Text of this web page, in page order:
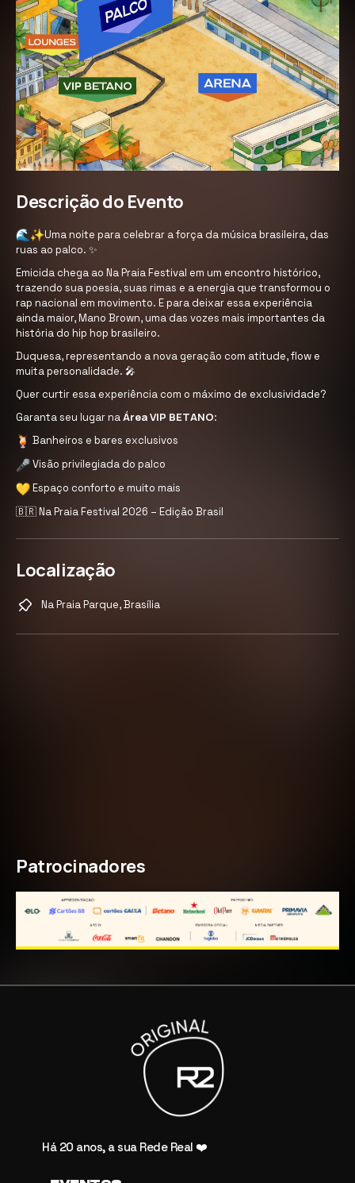
Descrição do Evento
Uma noite para celebrar a força da música brasileira, das
ruas ao palco. ✨
Emicida chega ao Na Praia Festival em um encontro histórico,
trazendo sua poesia, suas rimas e a energia que transformou o
rap nacional em movimento. E para deixar essa experiência
ainda maior, Mano Brown, uma das vozes mais importantes da
história do hip hop brasileiro.
Duquesa, representando a nova geração com atitude, flow e
muita personalidade. 🎤
Quer curtir essa experiência com o máximo de exclusividade?
Garanta seu lugar naÁrea VIP BETANO:
Banheiros e bares exclusivos
Visão privilegiada do palco
Espaço conforto e muito mais
🇧🇷 Na Praia Festival 2026 – Edição Brasil
Localização
Na Praia Parque, Brasília
Patrocinadores
Há 20 anos, a sua Rede Real ❤️